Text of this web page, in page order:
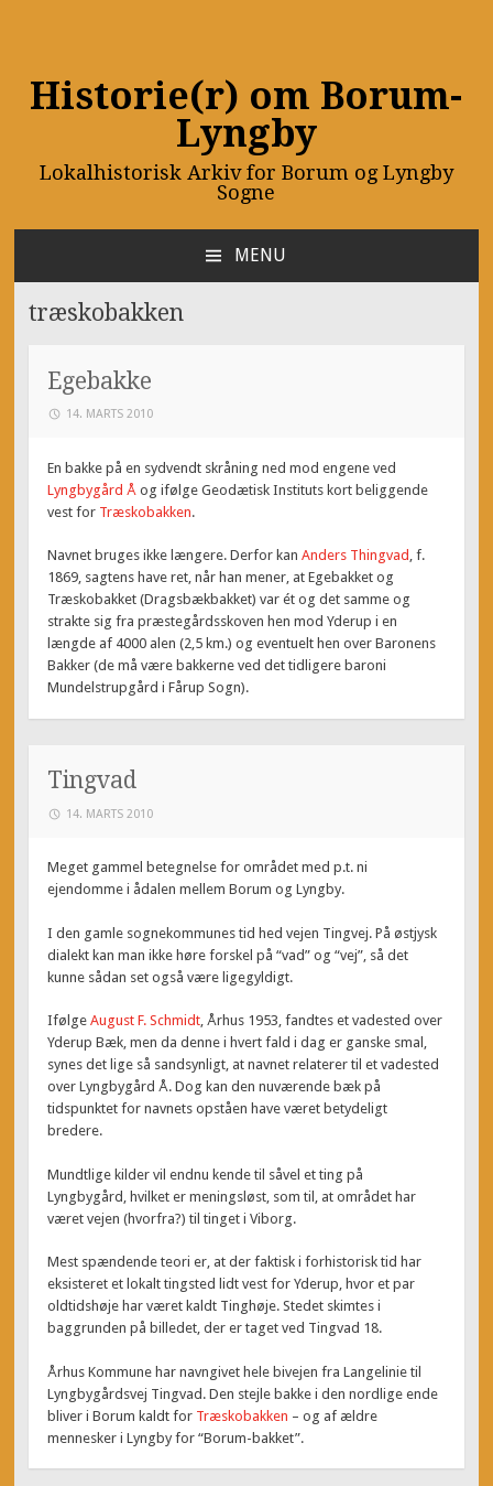
Historie(r) om Borum-
Lyngby
Lokalhistorisk Arkiv for Borum og Lyngby
Sogne
MENU
CONTENT
træskobakken
Egebakke
14. MARTS 2010
En bakke på en sydvendt skråning ned mod engene ved
Lyngbygård Å og ifølge Geodætisk Instituts kort beliggende
vest for Træskobakken.
Navnet bruges ikke længere. Derfor kanAnders Thingvad , f.
1869, sagtens have ret, når han mener, at Egebakket og
Træskobakket (Dragsbækbakket) var ét og det samme og
strakte sig fra præstegårdsskoven hen mod Yderup i en
længde af 4000 alen (2,5 km.) og eventuelt hen over Baronens
Bakker (de må være bakkerne ved det tidligere baroni
Mundelstrupgård i Fårup Sogn).
Tingvad
14. MARTS 2010
Meget gammel betegnelse for området med p.t. ni
ejendomme i ådalen mellem Borum og Lyngby.
I den gamle sognekommunes tid hed vejen Tingvej. På østjysk
dialekt kan man ikke høre forskel på “vad” og “vej”, så det
kunne sådan set også være ligegyldigt.
IfølgeAugust F. Schmidt, Århus 1953, fandtes et vadested over
Yderup Bæk, men da denne i hvert fald i dag er ganske smal,
synes det lige så sandsynligt, at navnet relaterer til et vadested
over Lyngbygård Å. Dog kan den nuværende bæk på
tidspunktet for navnets opståen have været betydeligt
bredere.
Mundtlige kilder vil endnu kende til såvel et ting på
Lyngbygård, hvilket er meningsløst, som til, at området har
været vejen (hvorfra?) til tinget i Viborg.
Mest spændende teori er, at der faktisk i forhistorisk tid har
eksisteret et lokalt tingsted lidt vest for Yderup, hvor et par
oldtidshøje har været kaldt Tinghøje. Stedet skimtes i
baggrunden på billedet, der er taget ved Tingvad 18.
Århus Kommune har navngivet hele bivejen fra Langelinie til
Lyngbygårdsvej Tingvad. Den stejle bakke i den nordlige ende
bliver i Borum kaldt for Træskobakken – og af ældre
mennesker i Lyngby for “Borum-bakket”.